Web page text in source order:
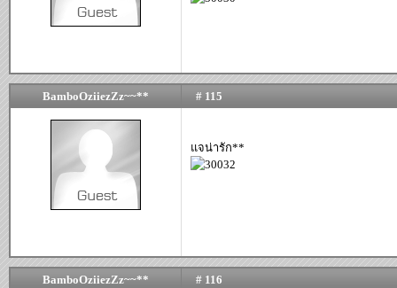
BamboOziiezZz~~** # 115
แจน่ารัก**
BamboOziiezZz~~** # 116